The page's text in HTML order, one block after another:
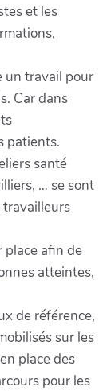
et les
un travail pour
Car dans
patients.
santé
… se sont
travailleurs
place afin de
atteintes,
de référence,
sur les
place des
pour les